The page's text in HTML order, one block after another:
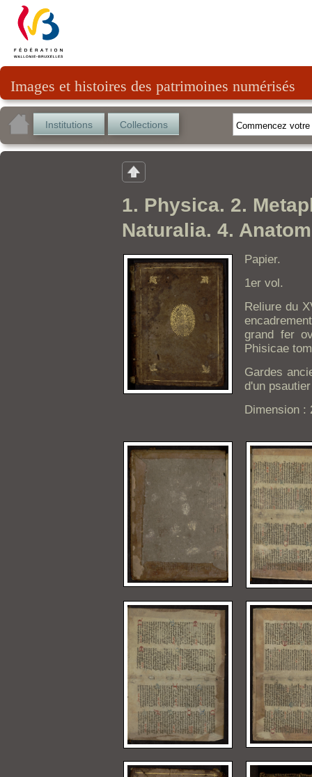
Images et histoires des patrimoines numérisés
Institutions Collections
1. Physica. 2.
Naturalia. 4.
Papier.
1er vol.
Reliure du
grand fer
Phisicae
Gardes
d'un
Dimension :